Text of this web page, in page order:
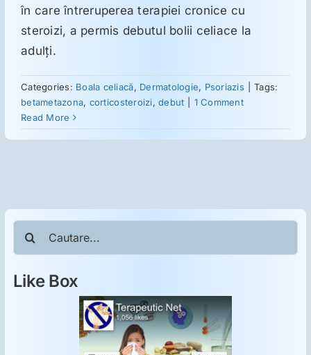
Ginecologie
Dietă
Oncologie
Toxicologie
Antipsihiatrie
în care întreruperea terapiei cronice cu
steroizi, a permis debutul bolii celiace la
adulţi.
Categories: Boala celiacă, Dermatologie, Psoriazis
Tags:
betametazona, corticosteroizi,debut
1 Comment
Read More
Cautare...
Like Box